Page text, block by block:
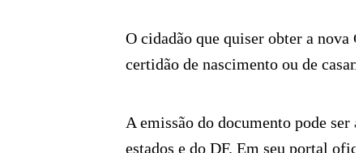
O cidadão que quiser obter a nova
certidão de nascimento ou de
A emissão do documento pode ser
estados e do DF. Em seu portal